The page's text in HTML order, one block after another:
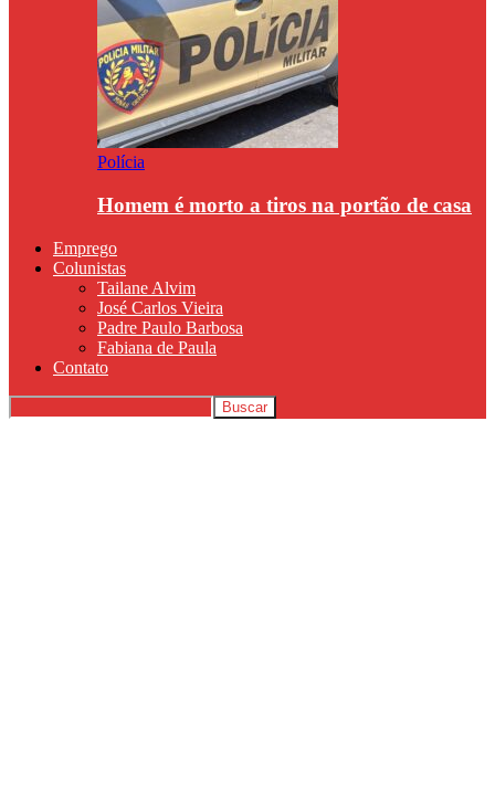
Polícia
Homem é morto a tiros na portão de casa
Emprego
Colunistas
Tailane Alvim
José Carlos Vieira
Padre Paulo Barbosa
Fabiana de Paula
Contato